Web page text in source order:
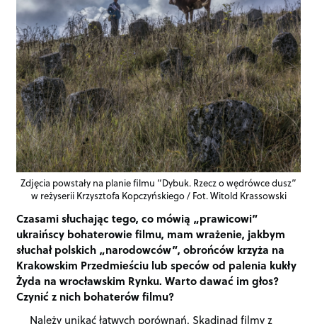
Zdjęcia powstały na planie filmu “Dybuk. Rzecz o wędrówce dusz”
w reżyserii Krzysztofa Kopczyńskiego / Fot. Witold Krassowski
Czasami słuchając tego, co mówią „prawicowi”
ukraińscy bohaterowie filmu, mam wrażenie, jakbym
słuchał polskich „narodowców”, obrońców krzyża na
Krakowskim Przedmieściu lub speców od palenia kukły
Żyda na wrocławskim Rynku. Warto dawać im głos?
Czynić z nich bohaterów filmu?
Należy unikać łatwych porównań. Skądinąd filmy z